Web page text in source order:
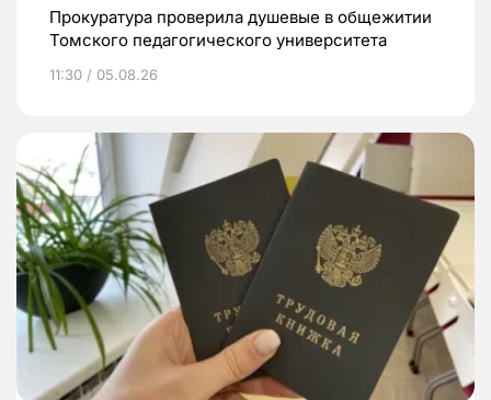
Прокуратура проверила душевые в общежитии
Томского педагогического университета
11:30 / 05.08.26